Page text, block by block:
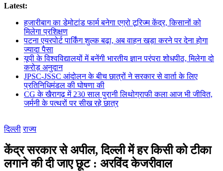
Latest:
हजारीबाग का डेमोटांड फार्म बनेगा एग्रो टूरिज्म केंद्र, किसानों को
मिलेगा प्रशिक्षण
पटना एयरपोर्ट पार्किंग शुल्क बढ़ा, अब वाहन खड़ा करने पर देना होगा
ज्यादा पैसा
यूपी के विश्वविद्यालयों में बनेंगी भारतीय ज्ञान परंपरा शोधपीठ, मिलेगा दो
करोड़ अनुदान
JPSC-JSSC आंदोलन के बीच छात्रों ने सरकार से वार्ता के लिए
प्रतिनिधिमंडल की घोषणा की
CG के खैरागढ़ में 230 साल पुरानी लिथोग्राफी कला आज भी जीवित,
जर्मनी के पत्थरों पर सीख रहे छात्र
दिल्ली राज्य
केंद्र सरकार से अपील, दिल्ली में हर किसी को टीका
लगाने की दी जाए छूट : अरविंद केजरीवाल